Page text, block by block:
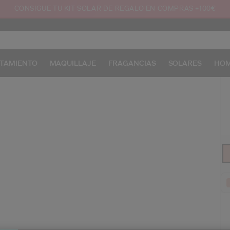
MAQUILLAJE FRAGANCIAS SOLARES